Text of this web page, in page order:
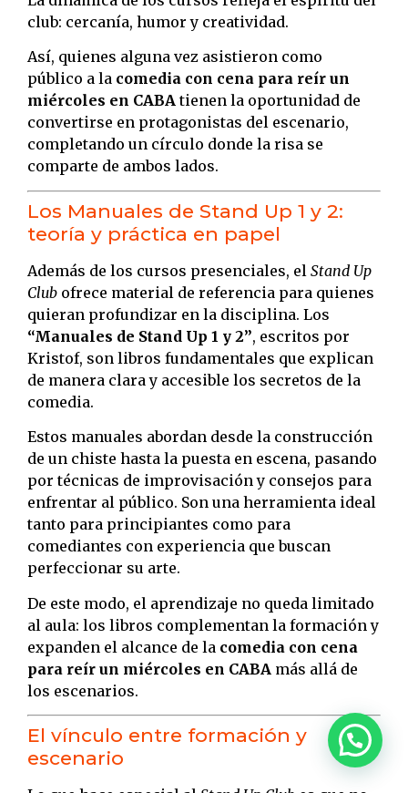
club: cercanía, humor y creatividad.
Así, quienes alguna vez asistieron como
público a la comedia con cena para reír un
miércoles en CABAtienen la oportunidad de
convertirse en protagonistas del escenario,
completando un círculo donde la risa se
comparte de ambos lados.
Los Manuales de Stand Up 1 y 2:
teoría y práctica en papel
Además de los cursos presenciales, el Stand Up
Club ofrece material de referencia para quienes
quieran profundizar en la disciplina. Los
“Manuales de Stand Up 1 y 2”, escritos por
Kristof, son libros fundamentales que explican
de manera clara y accesible los secretos de la
comedia.
Estos manuales abordan desde la construcción
de un chiste hasta la puesta en escena, pasando
por técnicas de improvisación y consejos para
enfrentar al público. Son una herramienta ideal
tanto para principiantes como para
comediantes con experiencia que buscan
perfeccionar su arte.
De este modo, el aprendizaje no queda limitado
al aula: los libros complementan la formación y
expanden el alcance de la comedia con cena
para reír un miércoles en CABA más allá de
los escenarios.
El vínculo entre formación y
escenario